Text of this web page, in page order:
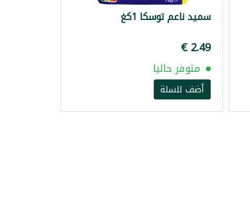
سميد ناعم توسكا 1كغ
متوفر حاليا
أضف للسلة